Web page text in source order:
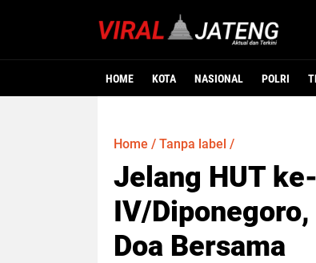
HOME KOTA NASIONAL POLRI
Home / Tanpa label /
Jelang HUT
IV/
Doa Bersama